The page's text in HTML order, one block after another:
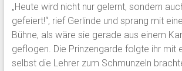
„Heute wird nicht nur gelernt, sondern
gefeiert!“, rief Gerlinde und sprang mit
Bühne, als wäre sie gerade aus einem
geflogen. Die Prinzengarde folgte ihr mit
selbst die Lehrer zum Schmunzeln